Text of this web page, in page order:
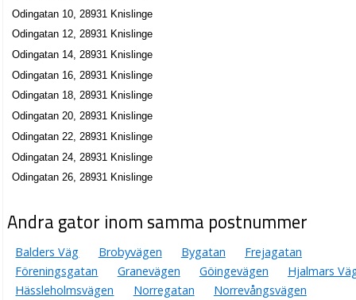
Odingatan 10, 28931 Knislinge
Odingatan 12, 28931 Knislinge
Odingatan 14, 28931 Knislinge
Odingatan 16, 28931 Knislinge
Odingatan 18, 28931 Knislinge
Odingatan 20, 28931 Knislinge
Odingatan 22, 28931 Knislinge
Odingatan 24, 28931 Knislinge
Odingatan 26, 28931 Knislinge
Andra gator inom samma postnummer
Balders Väg Brobyvägen Bygatan
Frejagatan
Föreningsgatan
Granevägen Göingevägen
Hjalmars
Hässleholmsvägen
Norregatan Norrevångsvägen